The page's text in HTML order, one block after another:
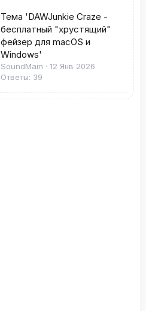
Тема 'DAWJunkie Craze -
бесплатный "хрустящий"
фейзер для macOS и
Windows'
SoundMain
12 Янв 2026
Ответы: 39